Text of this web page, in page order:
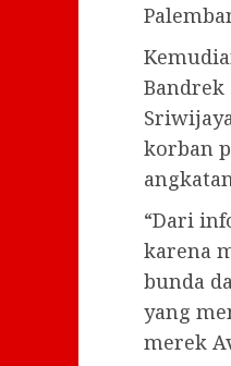
Bandrek
korban
“Dari
karena
bunda
yang
merek